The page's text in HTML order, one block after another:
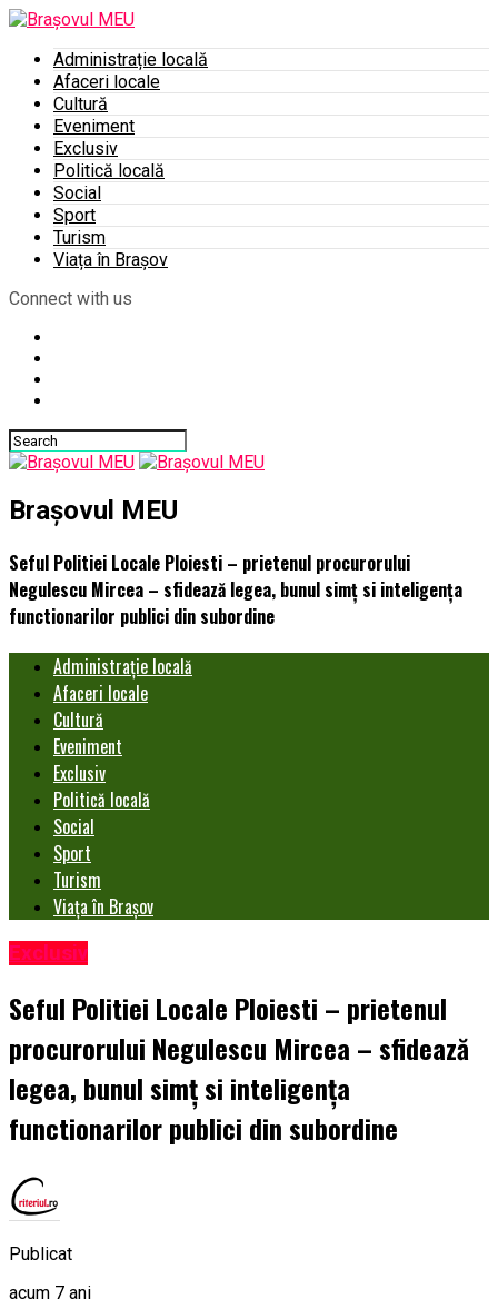
Administrație locală
Afaceri locale
Cultură
Eveniment
Exclusiv
Politică locală
Social
Sport
Turism
Viața în Brașov
Connect with us
Brașovul MEU
Seful Politiei Locale Ploiesti – prietenul procurorului
Negulescu Mircea – sfidează legea, bunul simţ si inteligența
functionarilor publici din subordine
Administrație locală
Afaceri locale
Cultură
Eveniment
Exclusiv
Politică locală
Social
Sport
Turism
Viața în Brașov
Exclusiv
Seful Politiei Locale Ploiesti – prietenul
procurorului Negulescu Mircea – sfidează
legea, bunul simţ si inteligența
functionarilor publici din subordine
Publicat
acum 7 ani